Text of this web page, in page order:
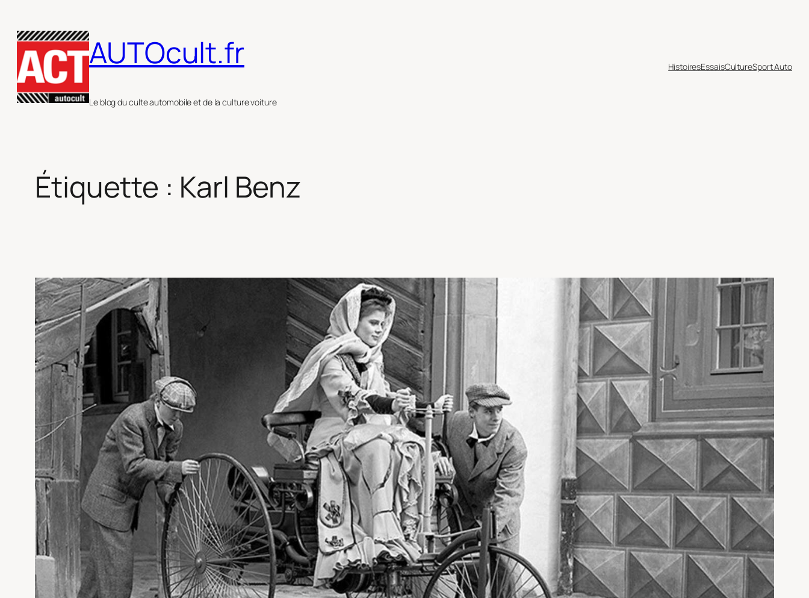
au
contenu
AUTOcult.fr
Le blog du culte automobile et de la culture voiture
HistoiresEssaisCultureSport Auto
Étiquette : Karl Benz